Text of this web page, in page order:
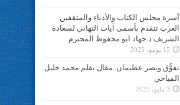
أسرة مجلس الكتاب والأدباء والمثقفين
العرب تتقدم بأسمى آيات التهاني لسعادة
الشريف د.جهاد ابو محفوظ المحترم
15 يونيو، 2025
تفوُّق ونصر عظيمان..مقال بقلم محمد خليل
المياحي
3 مايو، 2025